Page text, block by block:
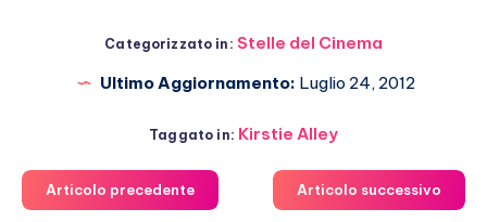
Categorizzato in: Stelle del Cinema
Ultimo Aggiornamento: Luglio 24, 2012
Taggato in: Kirstie Alley
Articolo precedente Articolo successivo